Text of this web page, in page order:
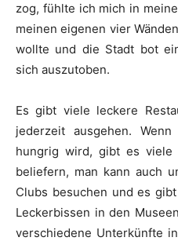
zog, fühlte ich mich in
meinen eigenen vier
wollte und die Stadt bot
sich auszutoben.
Es gibt viele leckere
jederzeit ausgehen.
hungrig wird, gibt es viele
beliefern, man kann auch
Clubs besuchen und es
Leckerbissen in den
verschiedene Unterkünfte